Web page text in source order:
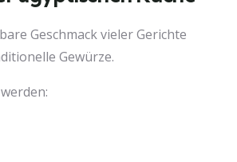
Geschmack vieler Gerichte
Gewürze.